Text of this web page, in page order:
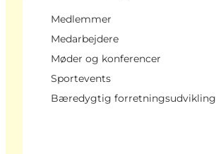
Medlemmer
Medarbejdere
Møder og konferencer
Sportevents
Bæredygtig forretningsudvikling